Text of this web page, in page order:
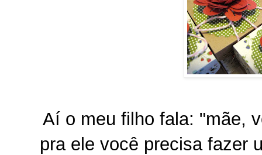
Aí o meu filho fala: "mãe,
pra ele você precisa fazer